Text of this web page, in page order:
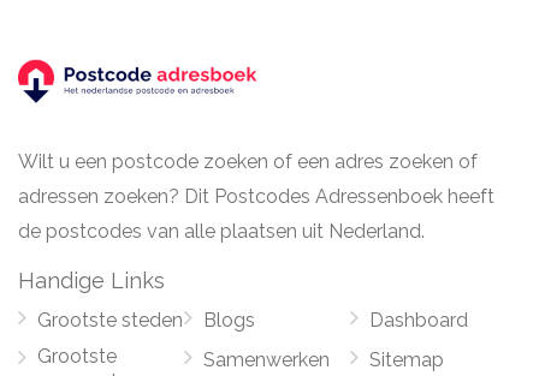
Wilt u een postcode zoeken of een adres zoeken of
adressen zoeken? Dit Postcodes Adressenboek heeft
de postcodes van alle plaatsen uit Nederland.
Handige Links
Grootste steden
Grootste
Blogs
Samenwerken
Dashboard
Sitemap